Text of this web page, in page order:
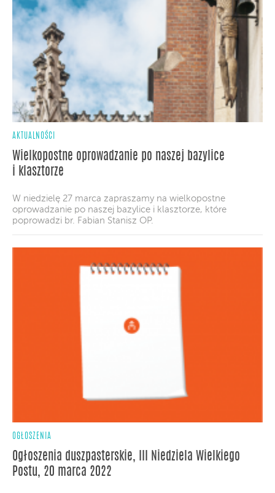
AKTUALNOŚCI
Wielkopostne oprowadzanie po naszej bazylice
i klasztorze
W niedzielę 27 marca zapraszamy na wielkopostne
oprowadzanie po naszej bazylice i klasztorze, które
poprowadzi br. Fabian Stanisz OP.
OGŁOSZENIA
Ogłoszenia duszpasterskie, III Niedziela Wielkiego
Postu, 20 marca 2022